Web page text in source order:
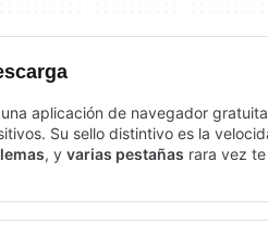
aplicación de navegador
Su sello distintivo es la
, y varias pestañas rara vez
o gestionar proyectos basados en